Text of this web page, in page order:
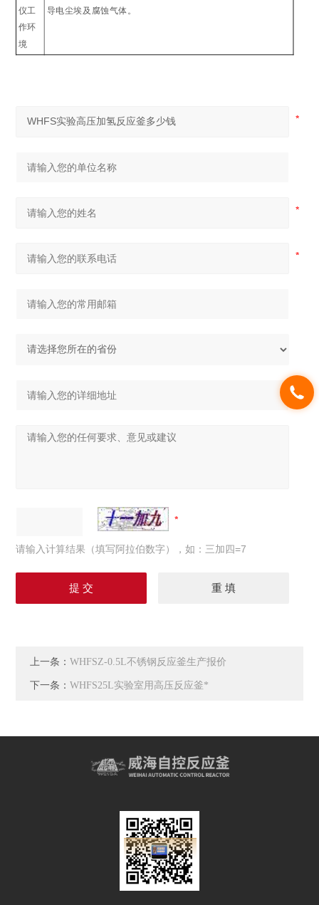
仪工
作环
境
导电尘埃及腐蚀气体。
请输入计算结果（填写阿拉伯数字），如：三加四=7
上一条：WHFSZ-0.5L不锈钢反应釜生产报价
下一条：WHFS25L实验室用高压反应釜*